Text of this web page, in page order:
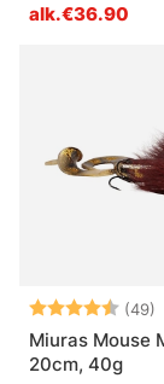
alk.€36.90
Arvio: (49)
Miuras Mouse
20cm, 40g